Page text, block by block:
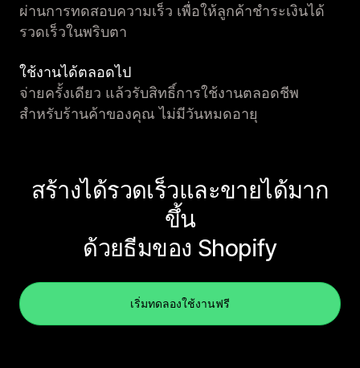
ผ่านการทดสอบความเร็ว เพื่อให้ลูกค้าชำระเงินได้
รวดเร็วในพริบตา
ใช้งานได้ตลอดไป
จ่ายครั้งเดียว แล้วรับสิทธิ์การใช้งานตลอดชีพ
สำหรับร้านค้าของคุณ ไม่มีวันหมดอายุ
สร้างได้รวดเร็วและขายได้มาก
ขึ้น
ด้วยธีมของ Shopify
เริ่มทดลองใช้งานฟรี